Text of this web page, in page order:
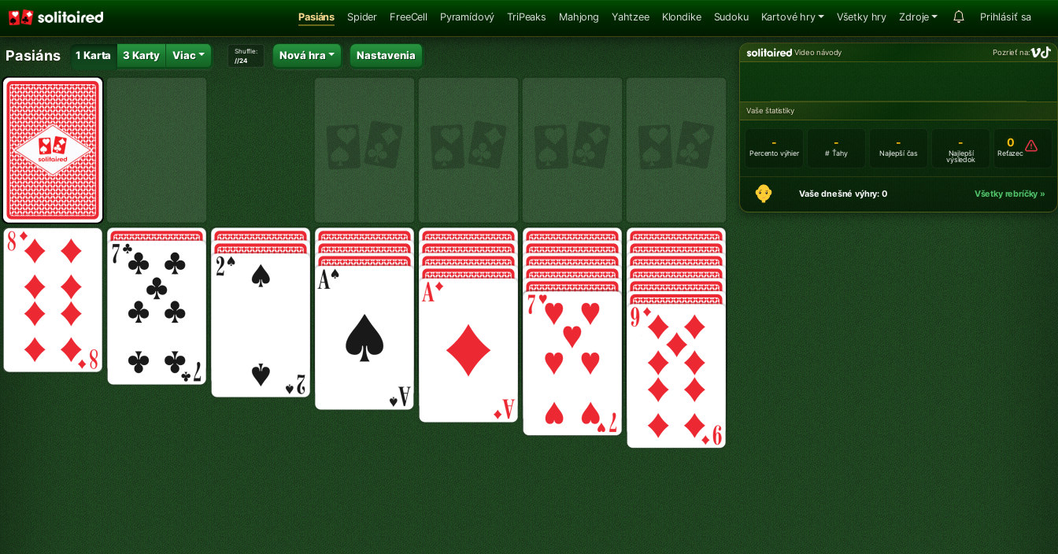
Pasiáns Spider FreeCell Pyramídový TriPeaks Mahjong Yahtzee Klondike Sudoku Kartové hry Všetky hry Zdroje Prihlásiť sa
Pasiáns 1 Karta 3 Karty Viac
Shuffle:
//24
Nová hra Nastavenia Video návody Pozrieť na:
Vaše štatistiky
-
Percento výhier
-
# Ťahy
-
Najlepší čas
-
Najlepší
výsledok
0
Reťazec
Vaše dnešné výhry: 0 Všetky rebríčky »